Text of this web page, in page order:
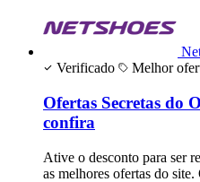
Verificado
Melhor
Ofertas Secretas do
confira
Ative o desconto para ser
as melhores ofertas do